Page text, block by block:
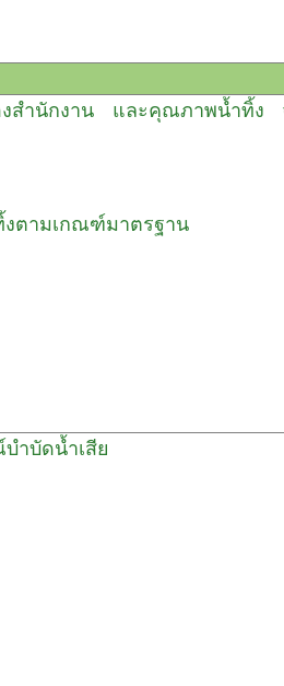
งสำนักงาน และคุณภาพน้ำทิ้ง
ตามเกณฑ์มาตรฐาน
ำบัดน้ำเสีย